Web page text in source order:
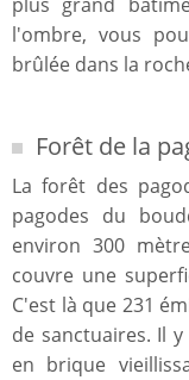
l'ombre, vous
brûlée dans la
Forêt de la
La forêt des
pagodes du
environ 300
couvre une
C'est là que 231
de sanctuaires. Il
en brique